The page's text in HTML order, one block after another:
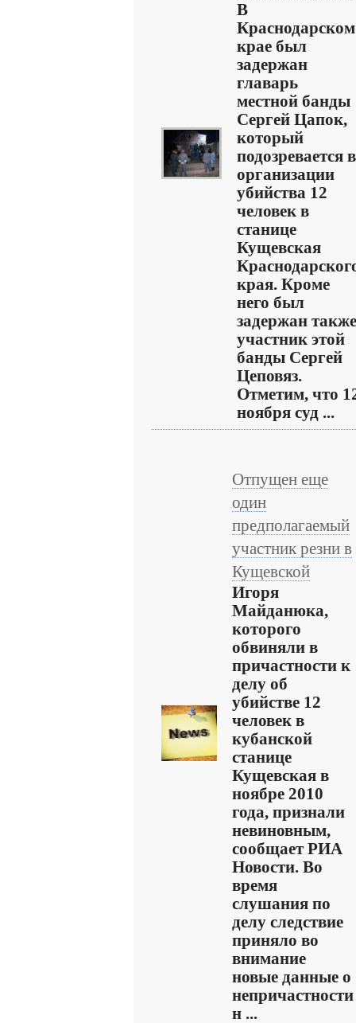
В
Краснодарском
крае был
задержан
главарь
местной банды
Сергей Цапок,
который
подозревается в
организации
убийства 12
человек в
станице
Кущевская
края. Кроме
него был
задержан также
участник этой
банды Сергей
Цеповяз.
Отметим, что
ноября суд ...
Отпущен еще
один
предполагаемый
участник резни в
Кущевской
Игоря
Майданюка,
которого
обвиняли в
причастности к
делу об
убийстве 12
человек в
кубанской
станице
Кущевская в
ноябре 2010
года, признали
невиновным,
сообщает РИА
Новости. Во
время
слушания по
делу следствие
приняло во
внимание
новые данные о
непричастности
н ...